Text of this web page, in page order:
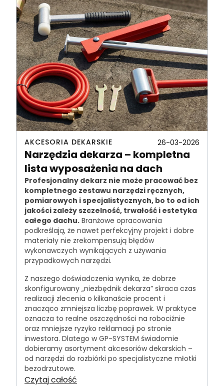
AKCESORIA DEKARSKIE 26-03-2026
Narzędzia dekarza – kompletna
lista wyposażenia na dach
Profesjonalny dekarz nie może pracować bez
kompletnego zestawu narzędzi ręcznych,
pomiarowych i specjalistycznych, bo to od ich
jakości zależy szczelność, trwałość i estetyka
całego dachu. Branżowe opracowania
podkreślają, że nawet perfekcyjny projekt i dobre
materiały nie zrekompensują błędów
wykonawczych wynikających z używania
przypadkowych narzędzi.
Z naszego doświadczenia wynika, że dobrze
skonfigurowany „niezbędnik dekarza” skraca czas
realizacji zlecenia o kilkanaście procent i
znacząco zmniejsza liczbę poprawek. W praktyce
oznacza to realne oszczędności na robociźnie
oraz mniejsze ryzyko reklamacji po stronie
inwestora. Dlatego w GP-SYSTEM świadomie
dobieramy asortyment akcesoriów dekarskich –
od narzędzi do rozbiórki po specjalistyczne młotki
bezodrzutowe.
Czytaj całość